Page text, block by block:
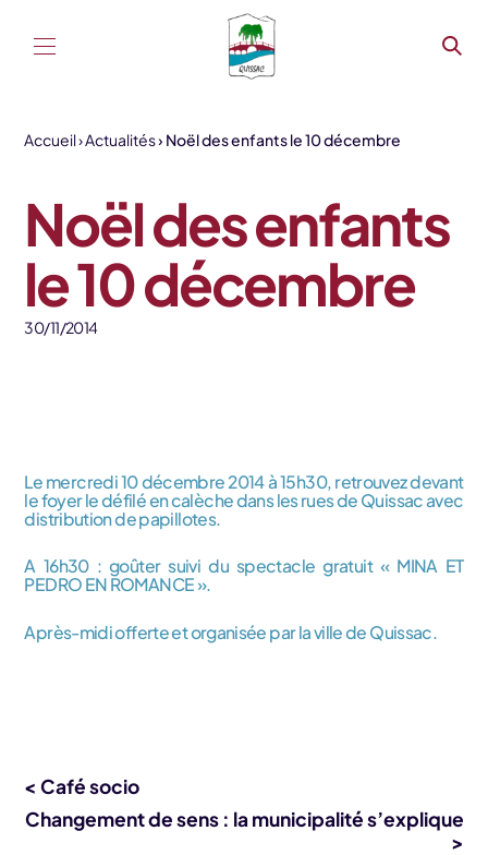
Accueil Actualités Noël des enfants le 10 décembre
Noël des enfants
le 10 décembre
30/11/2014
Le mercredi 10 décembre 2014 à 15h30, retrouvez devant
le foyer le défilé en calèche dans les rues de Quissac avec
distribution de papillotes.
A 16h30 : goûter suivi du spectacle gratuit « MINA ET
PEDRO EN ROMANCE ».
Après-midi offerte et organisée par la ville de Quissac.
< Café socio
Changement de sens : la municipalité s’explique
>